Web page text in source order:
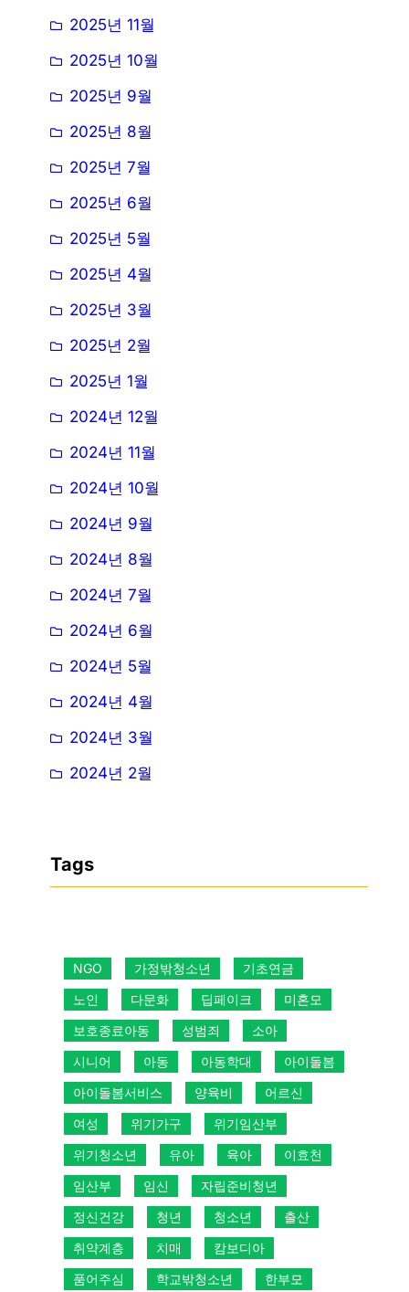
2025년 11월
2025년 10월
2025년 9월
2025년 8월
2025년 7월
2025년 6월
2025년 5월
2025년 4월
2025년 3월
2025년 2월
2025년 1월
2024년 12월
2024년 11월
2024년 10월
2024년 9월
2024년 8월
2024년 7월
2024년 6월
2024년 5월
2024년 4월
2024년 3월
2024년 2월
Tags
NGO 가정밖청소년
기초연금
노인
다문화 딥페이크
미혼모
보호종료아동
성범죄
소아
시니어
아동 아동학대
아이돌봄
아이돌봄서비스
양육비
어르신
여성
위기가구
위기임산부
위기청소년
유아 육아
이효천
임산부
임신
자립준비청년
정신건강
청년 청소년
출산
취약계층
치매
캄보디아
품어주심
학교밖청소년
한부모